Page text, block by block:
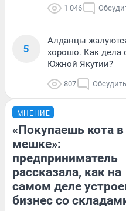
1 046
5
Алданцы
хорошо. Как дела
Южной Якутии?
807 Обсудить
МНЕНИЕ
«Покупаешь кота в
мешке»:
предприниматель
рассказала, как на
самом деле
бизнес со